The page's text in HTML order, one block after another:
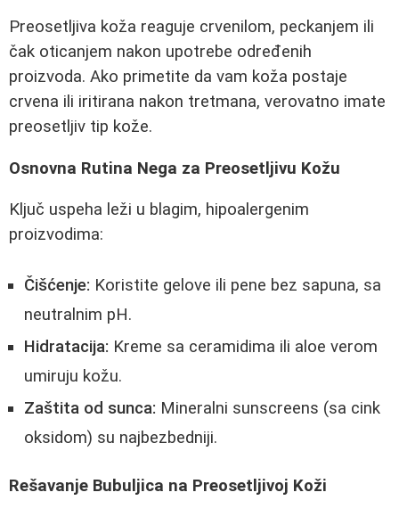
Preosetljiva koža reaguje crvenilom, peckanjem ili
čak oticanjem nakon upotrebe određenih
proizvoda. Ako primetite da vam koža postaje
crvena ili iritirana nakon tretmana, verovatno imate
preosetljiv tip kože.
Osnovna Rutina Nega za Preosetljivu Kožu
Ključ uspeha leži u blagim, hipoalergenim
proizvodima:
Čišćenje: Koristite gelove ili pene bez sapuna, sa
neutralnim pH.
Hidratacija: Kreme sa ceramidima ili aloe verom
umiruju kožu.
Zaštita od sunca: Mineralni sunscreens (sa cink
oksidom) su najbezbedniji.
Rešavanje Bubuljica na Preosetljivoj Koži